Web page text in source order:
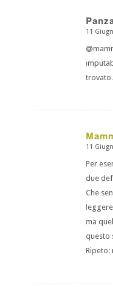
dice:
11
dice:
11
Per
due
Che
ma
questo
Ripeto: